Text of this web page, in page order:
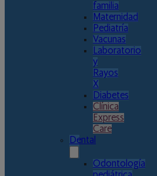
familia
Maternidad
Pediatría
Vacunas
Laboratorio
y
Rayos
X
Diabetes
Clínica
Express
Care
Dental
Odontología